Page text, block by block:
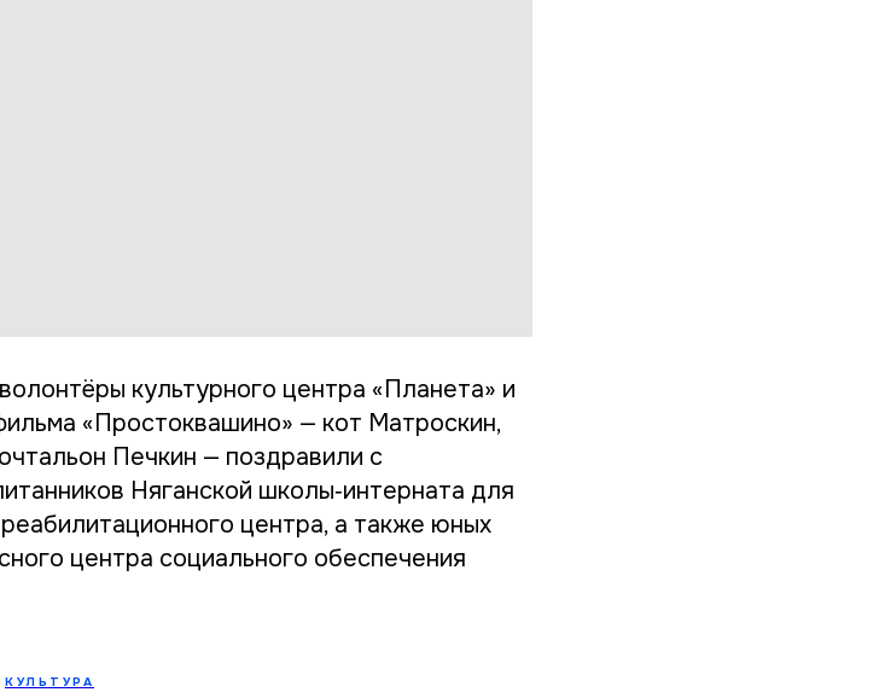
культурного центра «Планета» и
«Простоквашино» — кот Матроскин,
Печкин — поздравили с
Няганской школы‑интерната для
центра, а также юных
центра социального обеспечения
КУЛЬТУРА